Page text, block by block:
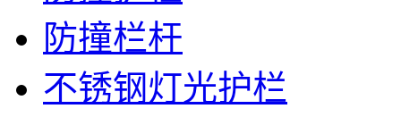
防撞栏杆
不锈钢灯光护栏